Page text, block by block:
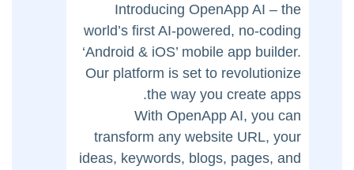
Introducing OpenApp AI – the
world’s first AI-powered, no-coding
‘Android & iOS’ mobile app builder.
Our platform is set to revolutionize
the way you create apps.
With OpenApp AI, you can
transform any website URL, your
ideas, keywords, blogs, pages, and